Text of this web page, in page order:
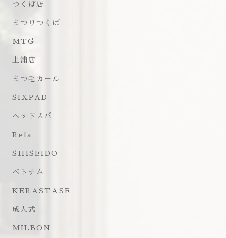
つくば店
まつりつくば
MTG
土浦店
まつ毛カール
SIXPAD
ヘッドスパ
Refa
SHISEIDO
ベトナム
KERASTASE
成人式
MILBON